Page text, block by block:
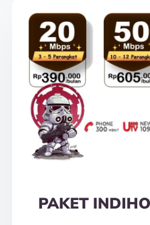
PAKET